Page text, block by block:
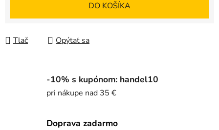
DO KOŠÍKA
Tlač Opýtať sa
-10% s kupónom: handel10
pri nákupe nad 35 €
Doprava zadarmo